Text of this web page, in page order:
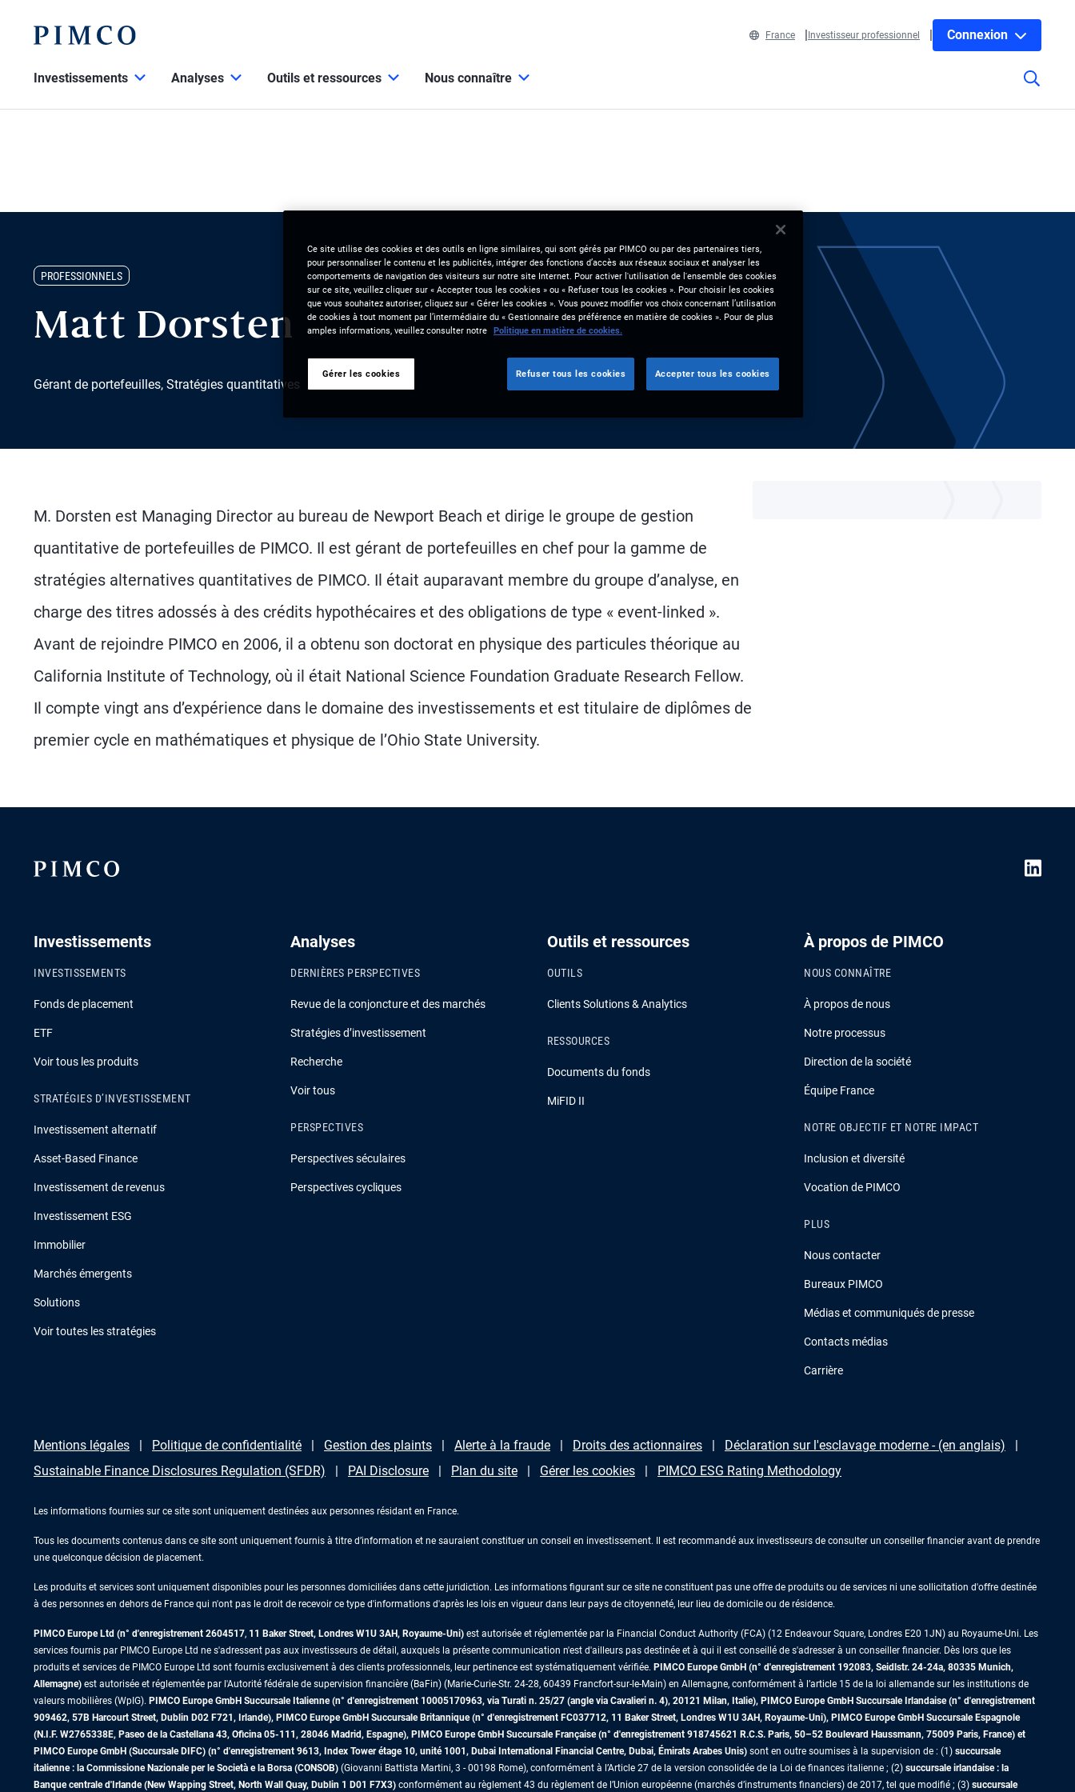
France Investisseur professionnel Connexion
Investissements Analyses Outils et ressources Nous connaître
PROFESSIONNELS
Matt Dorsten
Gérant de portefeuilles, Stratégies quantitatives
M. Dorsten est Managing Director au bureau de Newport Beach et dirige le groupe de gestion
quantitative de portefeuilles de PIMCO. Il est gérant de portefeuilles en chef pour la gamme de
stratégies alternatives quantitatives de PIMCO. Il était auparavant membre du groupe d’analyse, en
charge des titres adossés à des crédits hypothécaires et des obligations de type « event-linked ».
Avant de rejoindre PIMCO en 2006, il a obtenu son doctorat en physique des particules théorique au
California Institute of Technology, où il était National Science Foundation Graduate Research Fellow.
Il compte vingt ans d’expérience dans le domaine des investissements et est titulaire de diplômes de
premier cycle en mathématiques et physique de l’Ohio State University.
Investissements
INVESTISSEMENTS
Fonds de placement
ETF
Voir tous les produits
STRATÉGIES D’INVESTISSEMENT
Investissement alternatif
Asset-Based Finance
Investissement de revenus
Investissement ESG
Immobilier
Marchés émergents
Solutions
Voir toutes les stratégies
Analyses
DERNIÈRES PERSPECTIVES
Revue de la conjoncture et des marchés
Stratégies d’investissement
Recherche
Voir tous
PERSPECTIVES
Perspectives séculaires
Perspectives cycliques
Outils et ressources
OUTILS
Clients Solutions & Analytics
RESSOURCES
Documents du fonds
MiFID II
À propos de PIMCO
NOUS CONNAÎTRE
À propos de nous
Notre processus
Direction de la société
Équipe France
NOTRE OBJECTIF ET NOTRE IMPACT
Inclusion et diversité
Vocation de PIMCO
PLUS
Nous contacter
Bureaux PIMCO
Médias et communiqués de presse
Contacts médias
Carrière
Mentions légales Politique de confidentialité Gestion des plaints Alerte à la fraude Droits des actionnaires
Déclaration sur l'esclavage moderne - (en anglais)
Sustainable Finance Disclosures Regulation (SFDR)
PAI Disclosure Plan du site Gérer les cookies PIMCO ESG Rating Methodology
Les informations fournies sur ce site sont uniquement destinées aux personnes résidant en France.
Tous les documents contenus dans ce site sont uniquement fournis à titre d’information et ne sauraient constituer un conseil en investissement. Il est recommandé aux investisseurs de consulter un conseiller financier avant de prendre
une quelconque décision de placement.
Les produits et services sont uniquement disponibles pour les personnes domiciliées dans cette juridiction. Les informations figurant sur ce site ne constituent pas une offre de produits ou de services ni une sollicitation d'offre destinée
à des personnes en dehors de France qui n'ont pas le droit de recevoir ce type d'informations d'après les lois en vigueur dans leur pays de citoyenneté, leur lieu de domicile ou de résidence.
PIMCO Europe Ltd (n° d'enregistrement 2604517, 11 Baker Street, Londres W1U 3AH, Royaume-Uni) est autorisée et réglementée par la Financial Conduct Authority (FCA) (12 Endeavour Square, Londres E20 1JN) au Royaume-Uni. Les
services fournis par PIMCO Europe Ltd ne s'adressent pas aux investisseurs de détail, auxquels la présente communication n'est d'ailleurs pas destinée et à qui il est conseillé de s'adresser à un conseiller financier. Dès lors que les
produits et services de PIMCO Europe Ltd sont fournis exclusivement à des clients professionnels, leur pertinence est systématiquement vérifiée. PIMCO Europe GmbH (n° d'enregistrement 192083, Seidlstr. 24-24a, 80335 Munich,
Allemagne) est autorisée et réglementée par l'Autorité fédérale de supervision financière (BaFin) (Marie-Curie-Str. 24-28, 60439 Francfort-sur-le-Main) en Allemagne, conformément à l’article 15 de la loi allemande sur les institutions de
valeurs mobilières (WpIG). PIMCO Europe GmbH Succursale Italienne (n° d'enregistrement 10005170963, via Turati n. 25/27 (angle via Cavalieri n. 4), 20121 Milan, Italie), PIMCO Europe GmbH Succursale Irlandaise (n° d'enregistrement
909462, 57B Harcourt Street, Dublin D02 F721, Irlande), PIMCO Europe GmbH Succursale Britannique (n° d'enregistrement FC037712, 11 Baker Street, Londres W1U 3AH, Royaume-Uni), PIMCO Europe GmbH Succursale Espagnole
(N.I.F. W2765338E, Paseo de la Castellana 43, Oficina 05-111, 28046 Madrid, Espagne), PIMCO Europe GmbH Succursale Française (n° d'enregistrement 918745621 R.C.S. Paris, 50–52 Boulevard Haussmann, 75009 Paris, France) et
PIMCO Europe GmbH (Succursale DIFC) (n° d'enregistrement 9613, Index Tower étage 10, unité 1001, Dubai International Financial Centre, Dubai, Émirats Arabes Unis) sont en outre soumises à la supervision de : (1) succursale
italienne : la Commissione Nazionale per le Società e la Borsa (CONSOB) (Giovanni Battista Martini, 3 - 00198 Rome), conformément à l’Article 27 de la version consolidée de la Loi de finances italienne ; (2) succursale irlandaise : la
Banque centrale d'Irlande (New Wapping Street, North Wall Quay, Dublin 1 D01 F7X3) conformément au règlement 43 du règlement de l’Union européenne (marchés d’instruments financiers) de 2017, tel que modifié ; (3) succursale
Ce site utilise des cookies et des outils en ligne similaires, qui sont gérés par PIMCO ou par des partenaires tiers,
pour personnaliser le contenu et les publicités, intégrer des fonctions d’accès aux réseaux sociaux et analyser les
comportements de navigation des visiteurs sur notre site Internet. Pour activer l'utilisation de l'ensemble des cookies
sur ce site, veuillez cliquer sur « Accepter tous les cookies » ou « Refuser tous les cookies ». Pour choisir les cookies
que vous souhaitez autoriser, cliquez sur « Gérer les cookies ». Vous pouvez modifier vos choix concernant l’utilisation
de cookies à tout moment par l’intermédiaire du « Gestionnaire des préférence en matière de cookies ». Pour de plus
amples informations, veuillez consulter notre Politique en matière de cookies.
Gérer les cookies Refuser tous les cookies Accepter tous les cookies